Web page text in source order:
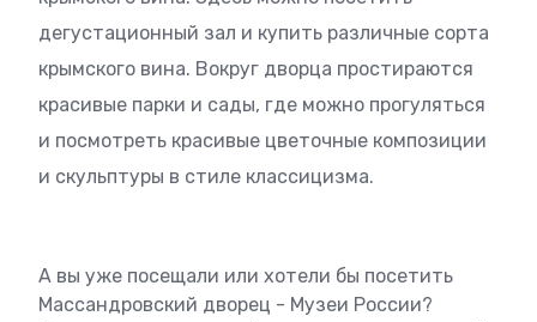
дегустационный зал и купить различные сорта
крымского вина. Вокруг дворца простираются
красивые парки и сады, где можно прогуляться
и посмотреть красивые цветочные композиции
и скульптуры в стиле классицизма.
А вы уже посещали или хотели бы посетить
Массандровский дворец - Музеи России?